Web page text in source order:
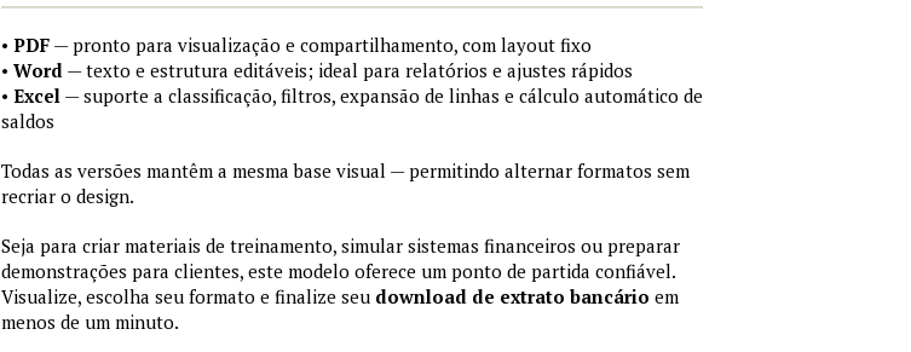
• PDF — pronto para visualização e compartilhamento, com layout fixo
• Word — texto e estrutura editáveis; ideal para relatórios e ajustes rápidos
• Excel — suporte a classificação, filtros, expansão de linhas e cálculo automático de
saldos
Todas as versões mantêm a mesma base visual — permitindo alternar formatos sem
recriar o design.
Seja para criar materiais de treinamento, simular sistemas financeiros ou preparar
demonstrações para clientes, este modelo oferece um ponto de partida confiável.
Visualize, escolha seu formato e finalize seu download de extrato bancário em
menos de um minuto.